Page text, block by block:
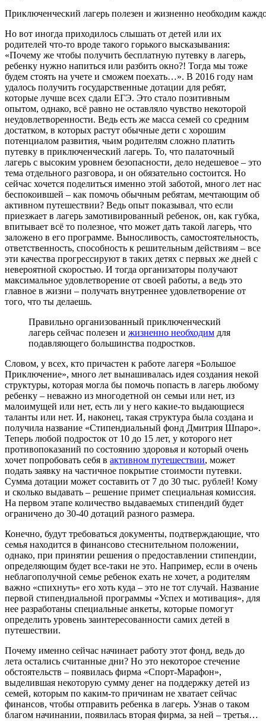
Приключенческий лагерь полезен и жизненно необходим
Но вот иногда приходилось слышать от детей или их
родителей что-то вроде такого горького высказывания:
«Почему же чтобы получить бесплатную путевку в лагерь,
ребенку нужно напиться или разбить окно?! Тогда мы тоже
будем стоять на учете и сможем поехать…». В 2016 году нам
удалось получить государственные дотации для ребят,
которые лучше всех сдали ЕГЭ. Это стало позитивным
опытом, однако, всё равно не оставляло чувство некоторой
неудовлетворенности. Ведь есть же масса семей со средним
достатком, в которых растут обычные дети с хорошим
потенциалом развития, чьим родителям сложно платить
путевку в приключенческий лагерь. То, что палаточный
лагерь с высоким уровнем безопасности, дело недешевое – это
тема отдельного разговора, и он обязательно состоится. Но
сейчас хочется поделиться именно этой заботой, много лет нас
беспокоившей – как помочь обычным ребятам, мечтающим об
активном путешествии? Ведь опыт показывал, что если
приезжает в лагерь замотивированный ребенок, он, как губка,
впитывает всё то полезное, что может дать такой лагерь, что
заложено в его программе. Выносливость, самостоятельность,
ответственность, способность к решительным действиям – все
эти качества прогрессируют в таких детях с первых же дней с
невероятной скоростью. И тогда организаторы получают
максимальное удовлетворение от своей работы, а ведь это
главное в жизни – получать внутреннее удовлетворение от
того, что ты делаешь.
Правильно организованный приключенческий
лагерь сейчас полезен и жизненно необходим для
подавляющего большинства подростков.
Словом, у всех, кто причастен к работе лагеря «Большое
Приключение», много лет вынашивалась идея создания некой
структуры, которая могла бы помочь попасть в лагерь любому
ребенку – неважно из многодетной он семьи или нет, из
малоимущей или нет, есть ли у него какие-то выдающиеся
таланты или нет. И, наконец, такая структура была создана и
получила название «Стипендиальный фонд Дмитрия Шпаро».
Теперь любой подросток от 10 до 15 лет, у которого нет
противопоказаний по состоянию здоровья и который очень
хочет попробовать себя в активном путешествии, может
подать заявку на частичное покрытие стоимости путевки.
Сумма дотации может составить от 7 до 30 тыс. рублей! Кому
и сколько выдавать – решение примет специальная комиссия.
На первом этапе количество выдаваемых стипендий будет
ограничено до 30-40 дотаций разного размера.
Конечно, будут требоваться документы, подтверждающие, что
семья находится в финансово стеснительном положении,
однако, при принятии решения о предоставлении стипендии,
определяющим будет все-таки не это. Например, если в очень
неблагополучной семье ребенок ехать не хочет, а родителям
важно «спихнуть» его хоть куда – это не тот случай. Название
первой стипендиальной программы «Успех и мотивация», для
нее разработаны специальные анкеты, которые помогут
определить уровень заинтересованности самих детей в
путешествии.
Почему именно сейчас начинает работу этот фонд, ведь до
лета остались считанные дни? Но это некоторое стечение
обстоятельств – появилась фирма «Спорт-Марафон»,
выделившая некоторую сумму денег на поддержку детей из
семей, которым по каким-то причинам не хватает сейчас
финансов, чтобы отправить ребенка в лагерь. Узнав о таком
благом начинании, появилась вторая фирма, за ней – третья…